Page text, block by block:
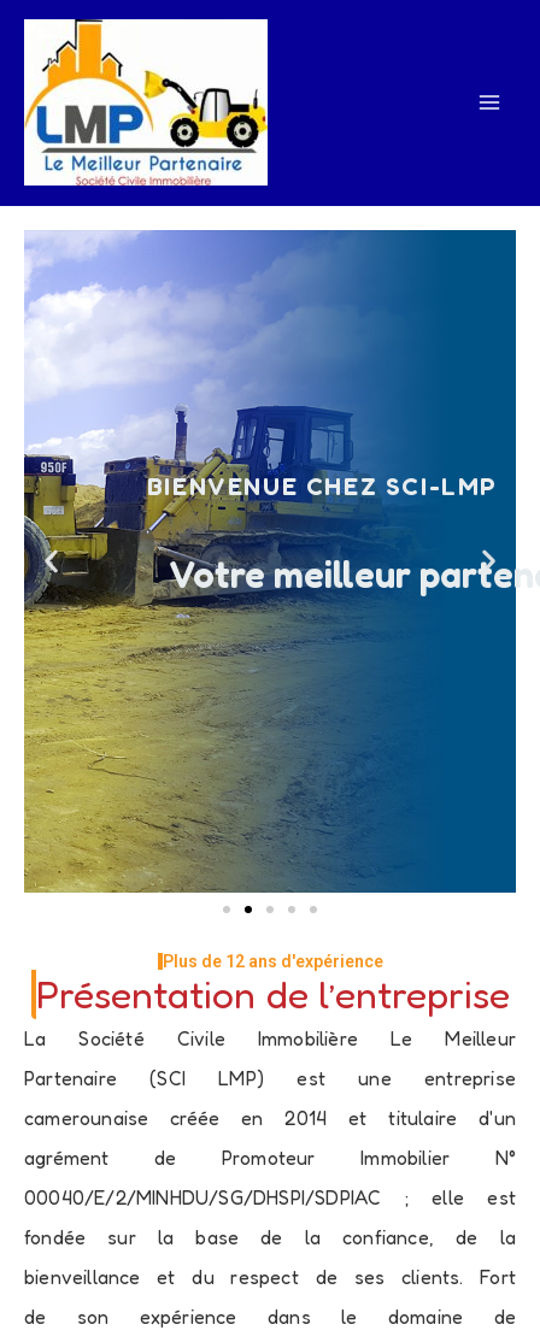
Aller
contenu
BIENVENUE CHEZ SCI-LMP
Votre meilleur
Plus de 12 ans d'expérience
Présentation de l’entreprise
La Société Civile Immobilière Le Meilleur
Partenaire (SCI LMP) est une entreprise
camerounaise créée en 2014 et titulaire d'un
agrément de Promoteur Immobilier N°
00040/E/2/MINHDU/SG/DHSPI/SDPIAC ; elle est
fondée sur la base de la confiance, de la
bienveillance et du respect de ses clients. Fort
de son expérience dans le domaine de